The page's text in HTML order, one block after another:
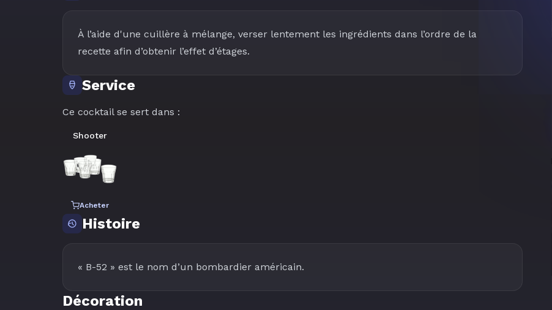
À l’aide d'une cuillère à mélange, verser lentement les ingrédients dans l’ordre de la
recette afin d’obtenir l’effet d’étages.
Service
Ce cocktail se sert dans :
Shooter
Acheter
Histoire
« B-52 » est le nom d’un bombardier américain.
Décoration